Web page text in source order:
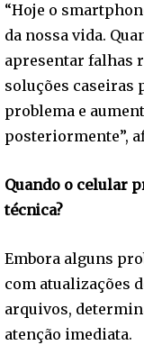
“Hoje o
da nossa vida.
apresentar falhas
soluções caseiras
problema e
posteriormente”,
Quando o celular
técnica?
Embora alguns
com atualizações
arquivos,
atenção imediata.